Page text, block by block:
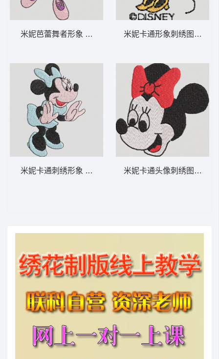
米妮芭蕾舞者形象 米妮 44-DST格式
米妮卡通刺绣形象 米妮 43-DST格式
米妮卡通形象刺绣图案 米
米妮卡通头像刺绣图案 米